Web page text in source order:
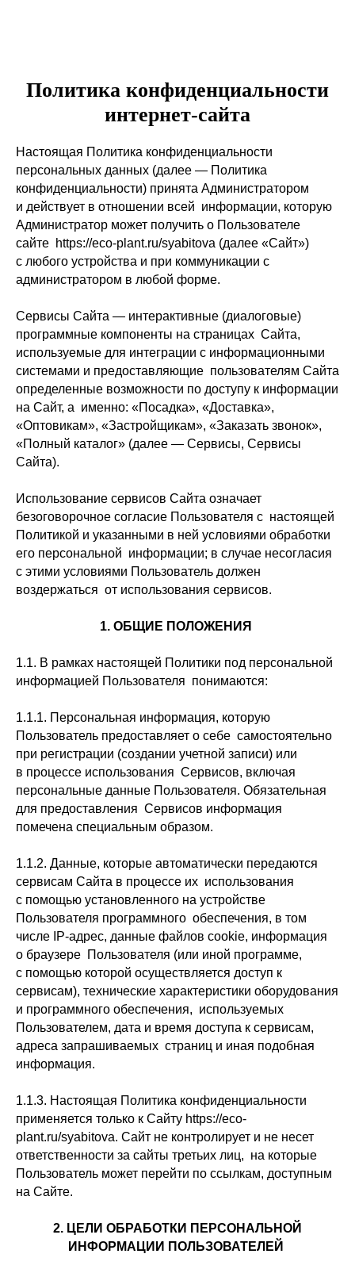
Политика конфиденциальности
интернет-сайта
Настоящая Политика конфиденциальности
персональных данных (далее — Политика
конфиденциальности) принята Администратором
и действует в отношении всей информации, которую
Администратор может получить о Пользователе
сайте https://eco-plant.ru/syabitova (далее «Сайт»)
с любого устройства и при коммуникации с
администратором в любой форме.
Сервисы Сайта — интерактивные (диалоговые)
программные компоненты на страницах Сайта,
используемые для интеграции с информационными
системами и предоставляющие пользователям Сайта
определенные возможности по доступу к информации
на Сайт, а именно: «Посадка», «Доставка»,
«Оптовикам», «Застройщикам», «Заказать звонок»,
«Полный каталог» (далее — Сервисы, Сервисы
Сайта).
Использование сервисов Сайта означает
безоговорочное согласие Пользователя с настоящей
Политикой и указанными в ней условиями обработки
его персональной информации; в случае несогласия
с этими условиями Пользователь должен
воздержаться от использования сервисов.
1. ОБЩИЕ ПОЛОЖЕНИЯ
1.1. В рамках настоящей Политики под персональной
информацией Пользователя понимаются:
1.1.1. Персональная информация, которую
Пользователь предоставляет о себе самостоятельно
при регистрации (создании учетной записи) или
в процессе использования Сервисов, включая
персональные данные Пользователя. Обязательная
для предоставления Сервисов информация
помечена специальным образом.
1.1.2. Данные, которые автоматически передаются
сервисам Сайта в процессе их использования
с помощью установленного на устройстве
Пользователя программного обеспечения, в том
числе IP-адрес, данные файлов cookie, информация
о браузере Пользователя (или иной программе,
с помощью которой осуществляется доступ к
сервисам), технические характеристики оборудования
и программного обеспечения, используемых
Пользователем, дата и время доступа к сервисам,
адреса запрашиваемых страниц и иная подобная
информация.
1.1.3. Настоящая Политика конфиденциальности
применяется только к Сайту https://eco-
plant.ru/syabitova. Сайт не контролирует и не несет
ответственности за сайты третьих лиц, на которые
Пользователь может перейти по ссылкам, доступным
на Сайте.
2. ЦЕЛИ ОБРАБОТКИ ПЕРСОНАЛЬНОЙ
ИНФОРМАЦИИ ПОЛЬЗОВАТЕЛЕЙ